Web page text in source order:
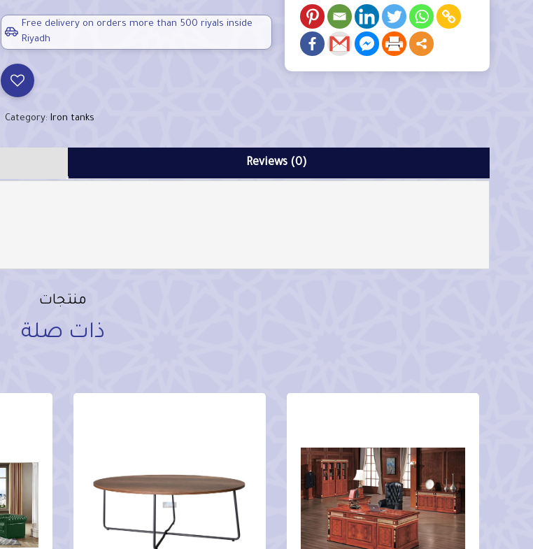
Free delivery on orders more than 500 riyals inside
Riyadh
Category: Iron tanks
Reviews (0)
منتجات
ذات صلة